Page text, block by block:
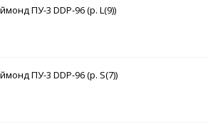
ПУ-3 DDP-96 (р. L(9))
ПУ-3 DDP-96 (р. S(7))